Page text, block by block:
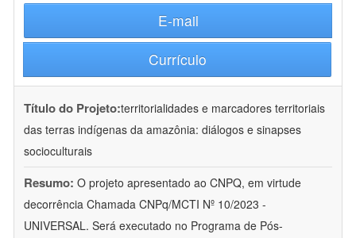
E-mail
Currículo
Título do Projeto:territorialidades e marcadores territoriais
das terras indígenas da amazônia: diálogos e sinapses
socioculturais
Resumo: O projeto apresentado ao CNPQ, em virtude
decorrência Chamada CNPq/MCTI Nº 10/2023 -
UNIVERSAL. Será executado no Programa de Pós-